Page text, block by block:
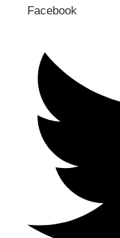
Facebook